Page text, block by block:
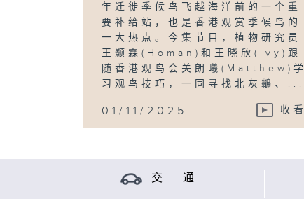
年迁徙季候鸟飞越海洋前的一个重
要补给站，也是香港观赏季候鸟的
一大热点。今集节目，植物研究员
王颢霖(Homan)和王晓欣(Ivy)跟
随香港观鸟会关朗曦(Matthew)学
习观鸟技巧，一同寻找北灰鶲、...
01/11/2025 收看
交 通